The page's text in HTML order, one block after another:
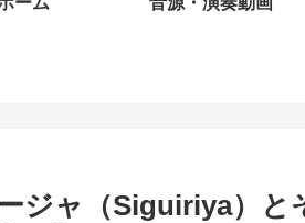
ジャ（Siguiriya）と